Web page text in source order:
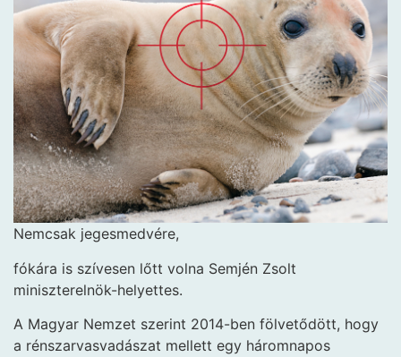
Nemcsak jegesmedvére,
fókára is szívesen lőtt volna Semjén Zsolt
miniszterelnök-helyettes.
A Magyar Nemzet szerint 2014-ben fölvetődött, hogy
a rénszarvasvadászat mellett egy háromnapos